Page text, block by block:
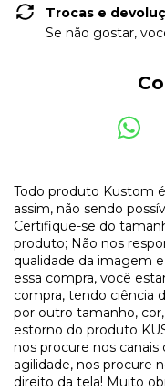
Trocas e
Se não gostar,
Todo produto Kustom
assim, não sendo
Certifique-se do
produto; Não nos
qualidade da imagem
essa compra, você
compra, tendo ciência
por outro tamanho,
estorno do produto
nos procure nos
agilidade, nos procure
direito da tela! Muito